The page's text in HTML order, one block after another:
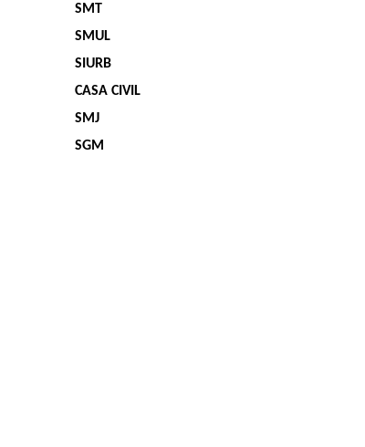
SMT
SMUL
SIURB
CASA CIVIL
SMJ
SGM